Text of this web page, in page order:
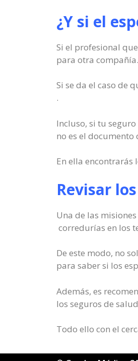
¿Y si el
Si el profesional
para otra
Si se da el caso de
.
Incluso, si tu
no es el
En ella encontrarás
Revisar
Una de las
corredurías en los
De este modo, no
para saber si los
Además, es
los seguros de
Todo ello con el